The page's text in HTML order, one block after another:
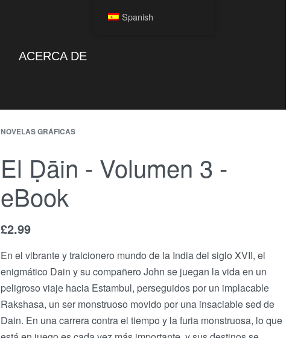
ACERCA DE
NOVELAS GRÁFICAS
El Ḍāin - Volumen 3 -
eBook
£2.99
En el vibrante y traicionero mundo de la India del siglo XVII, el
enigmático Dain y su compañero John se juegan la vida en un
peligroso viaje hacia Estambul, perseguidos por un implacable
Rakshasa, un ser monstruoso movido por una insaciable sed de
Dain. En una carrera contra el tiempo y la furia monstruosa, lo que
Spanish